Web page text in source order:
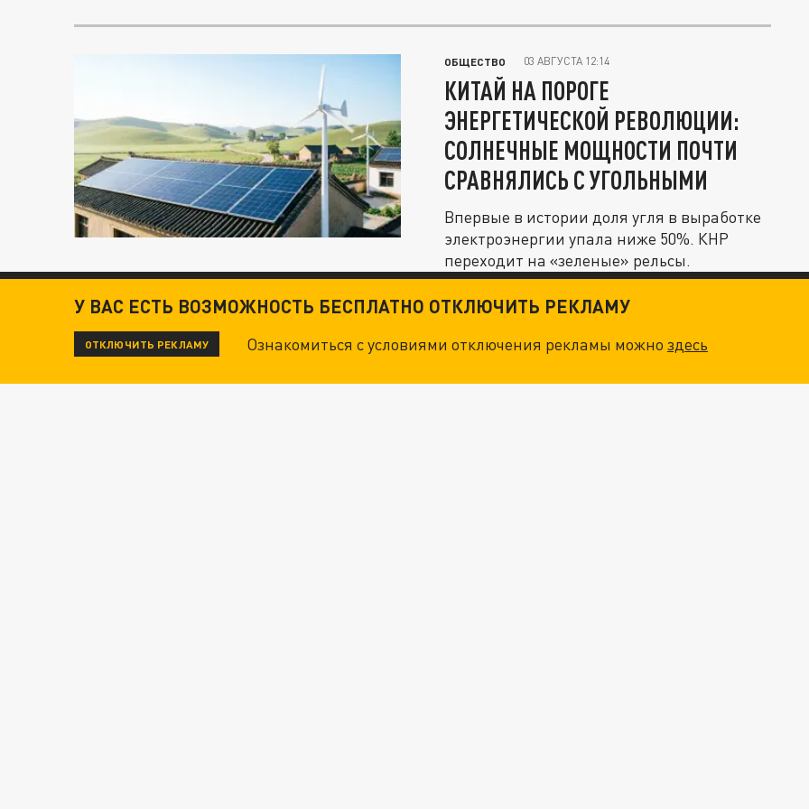
ОБЩЕСТВО 03 АВГУСТА 12:14
КИТАЙ НА ПОРОГЕ
ЭНЕРГЕТИЧЕСКОЙ РЕВОЛЮЦИИ:
СОЛНЕЧНЫЕ МОЩНОСТИ ПОЧТИ
СРАВНЯЛИСЬ С УГОЛЬНЫМИ
Впервые в истории доля угля в выработке
электроэнергии упала ниже 50%. КНР
переходит на «зеленые» рельсы.
У ВАС ЕСТЬ ВОЗМОЖНОСТЬ БЕСПЛАТНО ОТКЛЮЧИТЬ РЕКЛАМУ
ОТКЛЮЧИТЬ РЕКЛАМУ Ознакомиться с условиями отключения рекламы можноздесь